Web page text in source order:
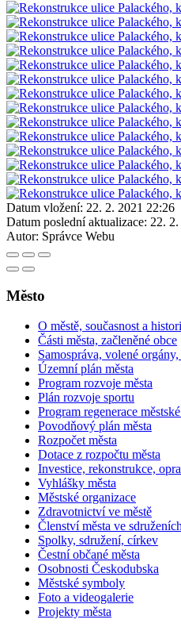
Datum vložení: 22. 2. 2021 22:26
Datum poslední aktualizace: 22.
Autor: Správce Webu
Město
O městě, současnost a
Části města, začleněné obce
Samospráva, volené
Územní plán města
Program rozvoje města
Plán rozvoje sportu
Program regenerace
Povodňový plán města
Rozpočet města
Dotace z rozpočtu města
Investice, rekonstrukce,
Vyhlášky města
Městské organizace
Zdravotnictví ve městě
Členství města ve sdruženích
Spolky, sdružení, církev
Čestní občané města
Osobnosti Českodubska
Městské symboly
Foto a videogalerie
Projekty města